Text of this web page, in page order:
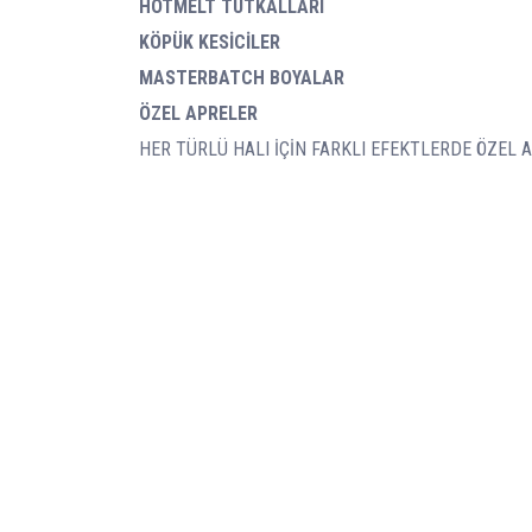
HOTMELT TUTKALLARI
KÖPÜK KESİCİLER
MASTERBATCH BOYALAR
ÖZEL APRELER
HER TÜRLÜ HALI İÇİN FARKLI EFEKTLERDE ÖZEL